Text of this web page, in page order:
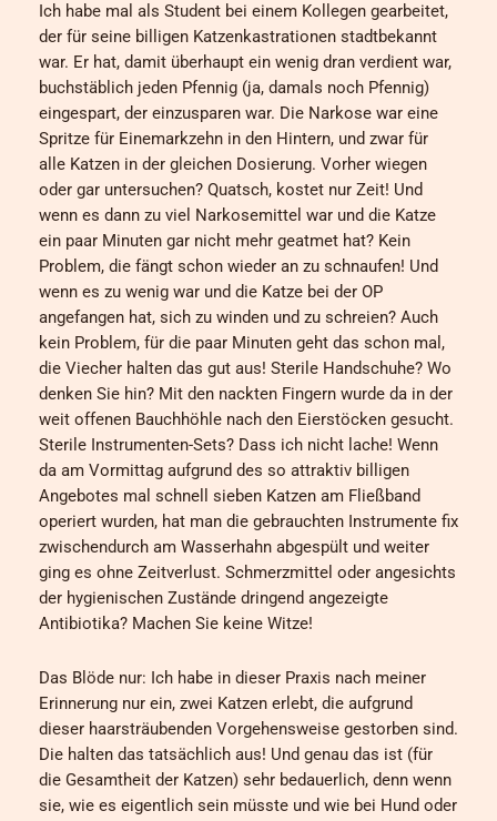
Ich habe mal als Student bei einem Kollegen gearbeitet,
der für seine billigen Katzenkastrationen stadtbekannt
war. Er hat, damit überhaupt ein wenig dran verdient war,
buchstäblich jeden Pfennig (ja, damals noch Pfennig)
eingespart, der einzusparen war. Die Narkose war eine
Spritze für Einemarkzehn in den Hintern, und zwar für
alle Katzen in der gleichen Dosierung. Vorher wiegen
oder gar untersuchen? Quatsch, kostet nur Zeit! Und
wenn es dann zu viel Narkosemittel war und die Katze
ein paar Minuten gar nicht mehr geatmet hat? Kein
Problem, die fängt schon wieder an zu schnaufen! Und
wenn es zu wenig war und die Katze bei der OP
angefangen hat, sich zu winden und zu schreien? Auch
kein Problem, für die paar Minuten geht das schon mal,
die Viecher halten das gut aus! Sterile Handschuhe? Wo
denken Sie hin? Mit den nackten Fingern wurde da in der
weit offenen Bauchhöhle nach den Eierstöcken gesucht.
Sterile Instrumenten-Sets? Dass ich nicht lache! Wenn
da am Vormittag aufgrund des so attraktiv billigen
Angebotes mal schnell sieben Katzen am Fließband
operiert wurden, hat man die gebrauchten Instrumente fix
zwischendurch am Wasserhahn abgespült und weiter
ging es ohne Zeitverlust. Schmerzmittel oder angesichts
der hygienischen Zustände dringend angezeigte
Antibiotika? Machen Sie keine Witze!
Das Blöde nur: Ich habe in dieser Praxis nach meiner
Erinnerung nur ein, zwei Katzen erlebt, die aufgrund
dieser haarsträubenden Vorgehensweise gestorben sind.
Die halten das tatsächlich aus! Und genau das ist (für
die Gesamtheit der Katzen) sehr bedauerlich, denn wenn
sie, wie es eigentlich sein müsste und wie bei Hund oder